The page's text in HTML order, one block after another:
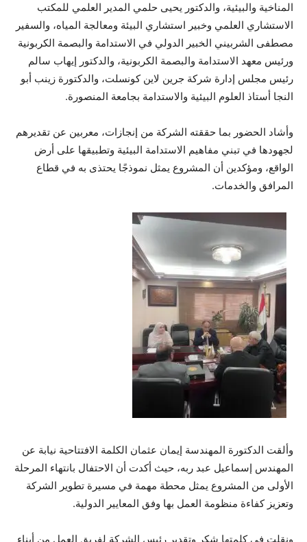
المناخية والبيئية، والدكتور يحيى حلمي المدير العلمي للمكتب
الاستشاري العلمي وخبير استشاري البيئة ومعالجة المياه، والسفير
مصطفى الشربيني الخبير الدولي في الاستدامة والبصمة الكربونية
ورئيس معهد الاستدامة والبصمة الكربونية، والدكتور إيهاب سالم
رئيس مجلس إدارة شركة جرين لاين كونسلت، والدكتورة زينب أبو
النجا أستاذ العلوم البيئية والاستدامة بجامعة المنصورة.
وأشاد الحضور بما حققته الشركة من إنجازات، معربين عن تقديرهم
لجهودها في تبني مفاهيم الاستدامة البيئية وتطبيقها على أرض
الواقع، ومؤكدين أن المشروع يمثل نموذجًا يحتذى به في قطاع
المرافق والخدمات.
وألقت الدكتورة المهندسة إيمان عثمان الكلمة الافتتاحية نيابة عن
المهندس إسماعيل عبد ربه، حيث أكدت أن الاحتفال بانتهاء المرحلة
الأولى من المشروع يمثل محطة مهمة في مسيرة تطوير الشركة
وتعزيز كفاءة منظومة العمل بها وفق المعايير الدولية.
ونقلت في كلمتها شكر وتقدير رئيس الشركة لفريق العمل من أبناء